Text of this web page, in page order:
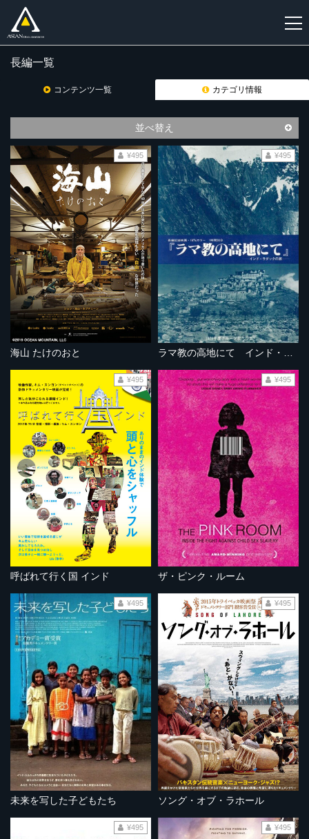
登
長編一覧
コンテンツ一覧 カテゴリ情報
並べ替え
海山 たけのおと
¥495 ¥495
呼ばれて行く国 インド
¥495
ザ・ピンク・ルーム
¥495
未来を写した子どもたち
¥495
ソング・オブ・ラホール
¥495
¥495 ¥495